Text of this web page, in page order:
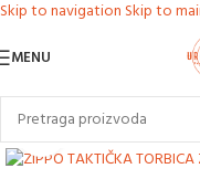
Skip to navigation Skip to
MENU
Klikni za uvećanje slike